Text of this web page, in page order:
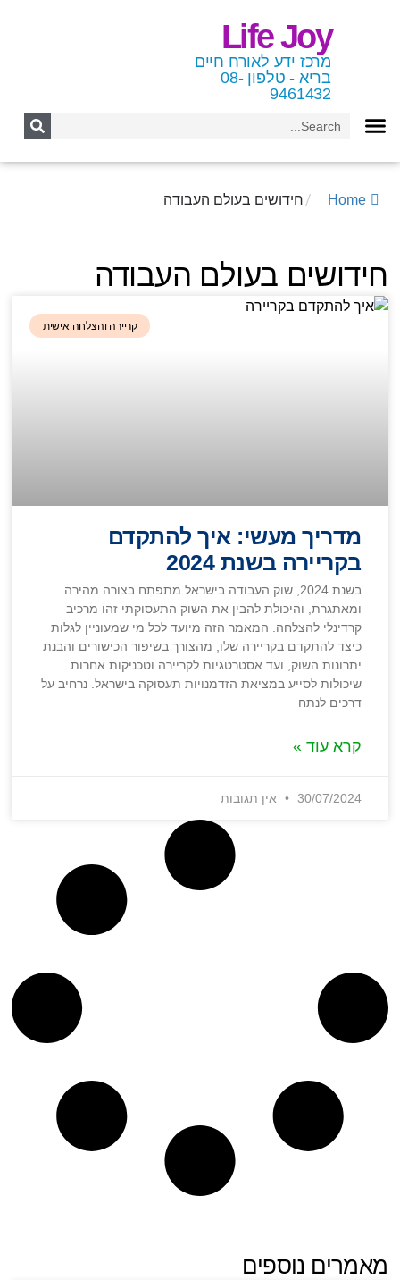
Life Joy
מרכז ידע לאורח חיים
בריא - טלפון 08-
9461432
Home
/ חידושים בעולם העבודה
חידושים בעולם העבודה
קריירה והצלחה אישית
מדריך מעשי: איך להתקדם
בקריירה בשנת 2024
בשנת 2024, שוק העבודה בישראל מתפתח בצורה מהירה
ומאתגרת, והיכולת להבין את השוק התעסוקתי זהו מרכיב
קרדינלי להצלחה. המאמר הזה מיועד לכל מי שמעוניין לגלות
כיצד להתקדם בקריירה שלו, מהצורך בשיפור הכישורים והבנת
יתרונות השוק, ועד אסטרטגיות לקריירה וטכניקות אחרות
שיכולות לסייע במציאת הזדמנויות תעסוקה בישראל. נרחיב על
דרכים לנתח
קרא עוד »
30/07/2024 אין תגובות
מאמרים נוספים